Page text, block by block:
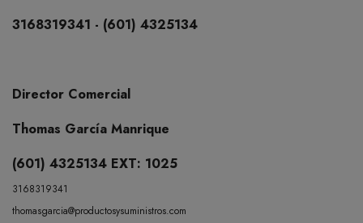
3168319341 - (601) 4325134
Director Comercial
Thomas García Manrique
(601) 4325134 EXT: 1025
3168319341
thomasgarcia@productosysuministros.com